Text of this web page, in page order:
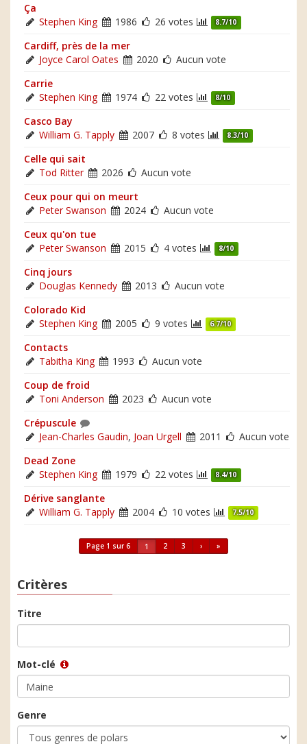
Ça
Stephen King
1986 26 votes 8.7/10
Cardiff, près de la mer
Joyce Carol Oates
2020
Aucun vote
Carrie
Stephen King
1974 22 votes 8/10
Casco Bay
William G. Tapply
2007 8 votes 8.3/10
Celle qui sait
Tod Ritter
2026
Aucun vote
Ceux pour qui on meurt
Peter Swanson
2024
Aucun vote
Ceux qu'on tue
Peter Swanson
2015 4 votes 8/10
Cinq jours
Douglas Kennedy
2013
Aucun vote
Colorado Kid
Stephen King
2005 9 votes 6.7/10
Contacts
Tabitha King
1993
Aucun vote
Coup de froid
Toni Anderson
2023
Aucun vote
Crépuscule
Jean-Charles Gaudin, Joan Urgell 2011
Aucun vote
Dead Zone
Stephen King
1979 22 votes 8.4/10
Dérive sanglante
William G. Tapply
2004 10 votes 7.5/10
Page 1 sur 6 1 2 3 › »
Critères
Titre
Mot-clé
Genre